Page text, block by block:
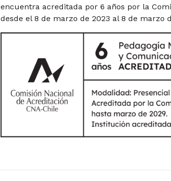
encuentra acreditada por 6 años por la
desde el 8 de marzo de 2023 al 8 de marzo